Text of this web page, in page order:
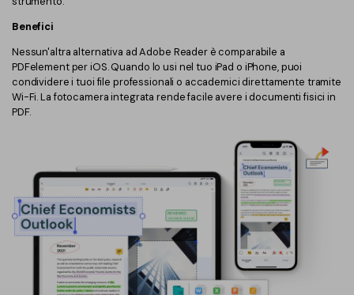
Benefici
Nessun'altra alternativa ad Adobe Reader è comparabile a
PDFelement per iOS. Quando lo usi nel tuo iPad o iPhone, puoi
condividere i tuoi file professionali o accademici direttamente tramite
Wi-Fi. La fotocamera integrata rende facile avere i documenti fisici in
PDF.